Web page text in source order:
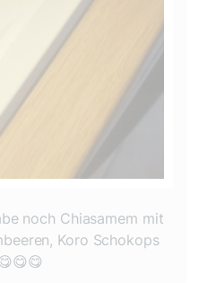
noch Chiasamem mit
Koro Schokops